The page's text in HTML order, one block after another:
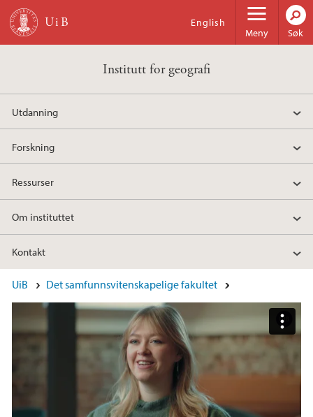
Hopp til hovedinnhold
Meny
English
Søk
Institutt for geografi
Utdanning
Forskning
Ressurser
Om instituttet
Kontakt
Hovedinnhold
UiB Det samfunnsvitenskapelige fakultet
Bachelor i geografi, UiB